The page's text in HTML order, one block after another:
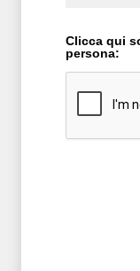
Clicca qui
persona: